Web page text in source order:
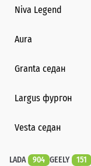
Niva Legend
Aura
Granta седан
Largus фургон
Vesta седан
LADA 904 GEELY 151